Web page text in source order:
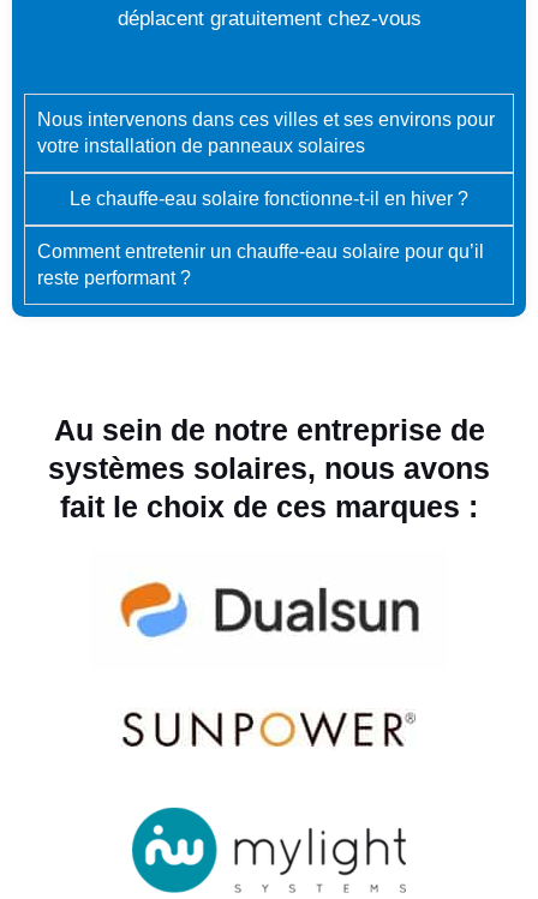
déplacent gratuitement chez-vous
Nous intervenons dans ces villes et ses environs pour
votre installation de panneaux solaires
Le chauffe-eau solaire fonctionne-t-il en hiver ?
Comment entretenir un chauffe-eau solaire pour qu’il
reste performant ?
Au sein de notre entreprise de
systèmes solaires, nous avons
fait le choix de ces marques :